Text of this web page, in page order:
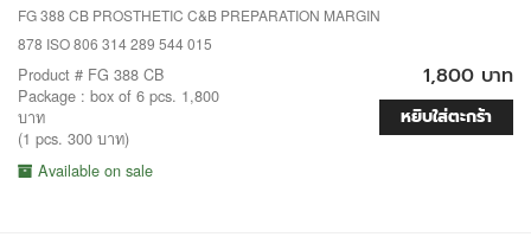
FG 388 CB PROSTHETIC C&B PREPARATION MARGIN
878 ISO 806 314 289 544 015
Product # FG 388 CB
Package : box of 6 pcs. 1,800
บาท
(1 pcs. 300 บาท)
Available on sale
1,800 บาท
หยิบใส่ตะกร้า